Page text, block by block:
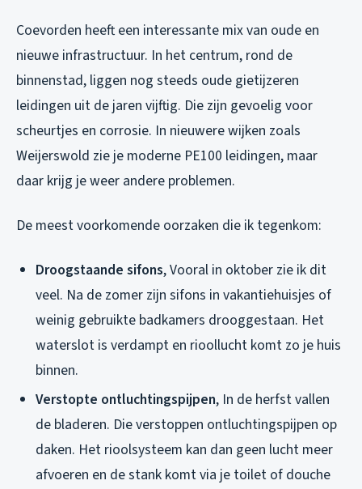
Coevorden heeft een interessante mix van oude en
nieuwe infrastructuur. In het centrum, rond de
binnenstad, liggen nog steeds oude gietijzeren
leidingen uit de jaren vijftig. Die zijn gevoelig voor
scheurtjes en corrosie. In nieuwere wijken zoals
Weijerswold zie je moderne PE100 leidingen, maar
daar krijg je weer andere problemen.
De meest voorkomende oorzaken die ik tegenkom:
Droogstaande sifons, Vooral in oktober zie ik dit
veel. Na de zomer zijn sifons in vakantiehuisjes of
weinig gebruikte badkamers drooggestaan. Het
waterslot is verdampt en rioollucht komt zo je huis
binnen.
Verstopte ontluchtingspijpen, In de herfst vallen
de bladeren. Die verstoppen ontluchtingspijpen op
daken. Het rioolsysteem kan dan geen lucht meer
afvoeren en de stank komt via je toilet of douche